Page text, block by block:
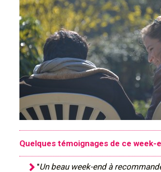
Quelques témoignages de ce week-
"Un beau week-end à